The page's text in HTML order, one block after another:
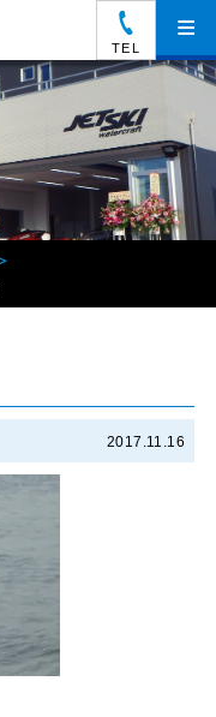
TEL
≡
2017.11.16